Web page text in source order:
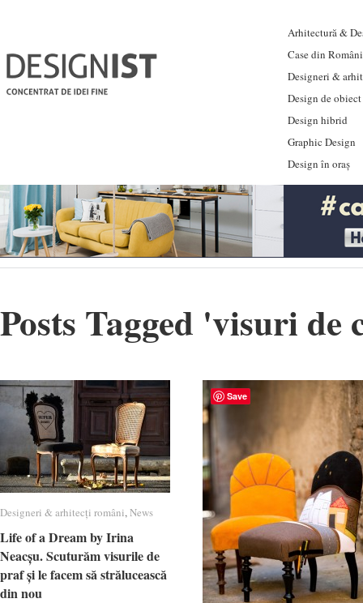
Arhitectură &
Case din
Designeri &
Design de obiect
Design hibrid
Graphic Design
Design în oraș
Posts Tagged 'visuri de
Designeri & arhitecți români,News
Life of a Dream by Irina
Neacșu. Scuturăm visurile de
praf și le facem să strălucească
din nou
Designeri & arhitecți români News
Life of a Dream by Irina
Neacșu. Scuturăm visurile de
praf și le facem să strălucească
din nou
Save